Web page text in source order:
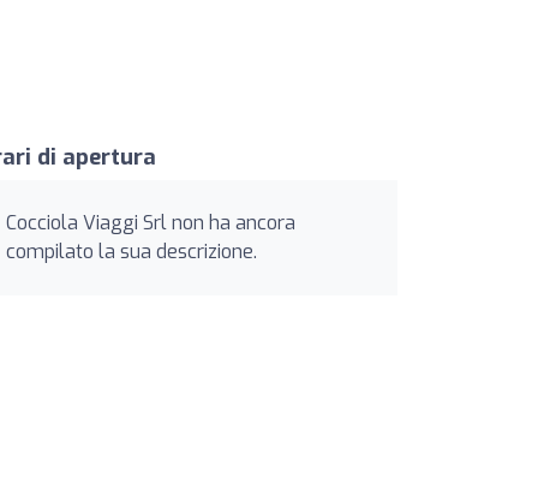
di apertura
Cocciola Viaggi Srl non ha ancora
compilato la sua descrizione.